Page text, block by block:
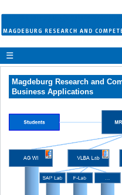
☰
Magdeburg Research and
Business Applications